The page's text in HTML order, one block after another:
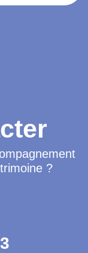
?